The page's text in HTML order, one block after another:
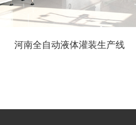
河南全自动液体灌装生产线